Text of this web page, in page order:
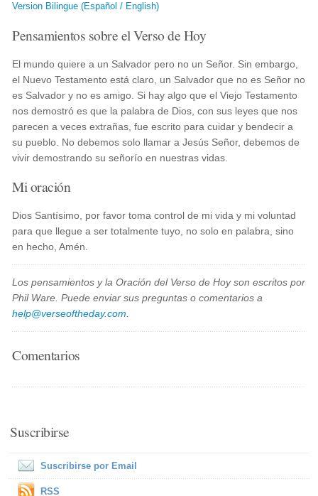
Version Bilingue (Español / English)
Pensamientos sobre el Verso de Hoy
El mundo quiere a un Salvador pero no un Señor. Sin embargo,
el Nuevo Testamento está claro, un Salvador que no es Señor no
es Salvador y no es amigo. Si hay algo que el Viejo Testamento
nos demostró es que la palabra de Dios, con sus leyes que nos
parecen a veces extrañas, fue escrito para cuidar y bendecir a
su pueblo. No debemos solo llamar a Jesús Señor, debemos de
vivir demostrando su señorío en nuestras vidas.
Mi oración
Dios Santísimo, por favor toma control de mi vida y mi voluntad
para que llegue a ser totalmente tuyo, no solo en palabra, sino
en hecho, Amén.
Los pensamientos y la Oración del Verso de Hoy son escritos por
Phil Ware. Puede enviar sus preguntas o comentarios a
help@verseoftheday.com
Comentarios
Suscribirse
Suscribirse por Email
RSS